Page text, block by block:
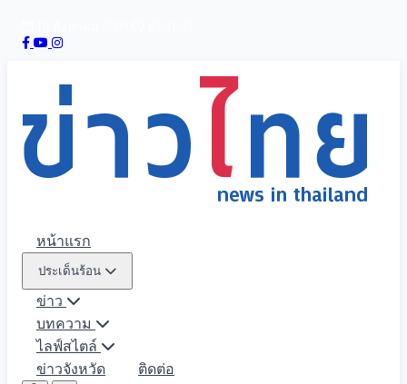
หน้าแรก
ประเด็นร้อน
ข่าว
บทความ
ไลฟ์สไตล์
ข่าวจังหวัด
ติดต่อ